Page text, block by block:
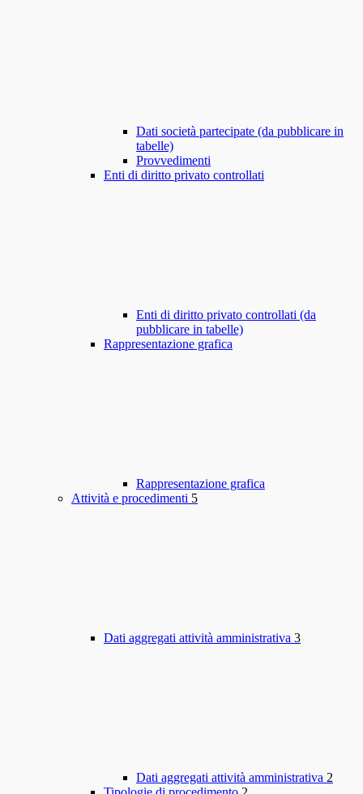
Dati società partecipate (da pubblicare in
tabelle)
Provvedimenti
Enti di diritto privato controllati
Enti di diritto privato controllati (da
pubblicare in tabelle)
Rappresentazione grafica
Rappresentazione grafica
Attività e procedimenti 5
Dati aggregati attività amministrativa 3
Dati aggregati attività amministrativa 2